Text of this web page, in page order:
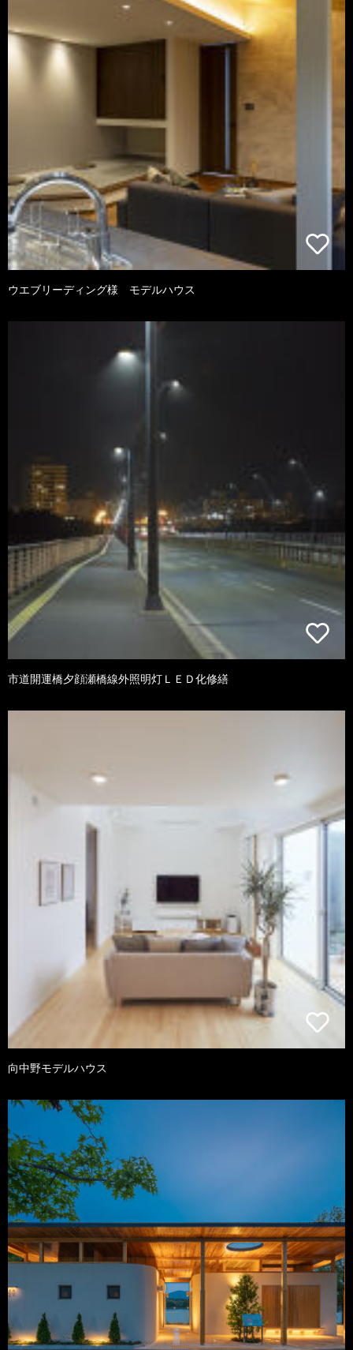
ウエブリーディング様 モデルハウス
市道開運橋夕顔瀬橋線外照明灯ＬＥＤ化修繕
向中野モデルハウス